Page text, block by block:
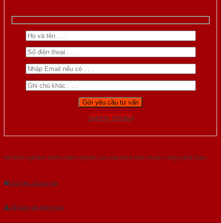
Gọi 0976.169.864
Với kinh nghiệm nhiêu năm nghiên cứu cửa theo tiêu chuẩn công nghệ Châu
Gửi yêu cầu tư vấn
Tải báo giá tổng hợp